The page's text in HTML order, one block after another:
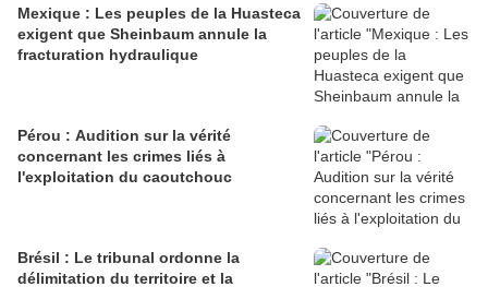
Mexique : Les peuples de la Huasteca
exigent que Sheinbaum annule la
fracturation hydraulique
Pérou : Audition sur la vérité
concernant les crimes liés à
l'exploitation du caoutchouc
Brésil : Le tribunal ordonne la
délimitation du territoire et la